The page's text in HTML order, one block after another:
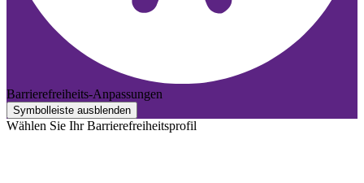
Barrierefreiheits-Anpassungen
Symbolleiste ausblenden
Wählen Sie Ihr Barrierefreiheitsprofil